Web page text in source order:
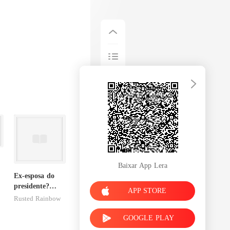
Ex-esposa do
presidente?
Preciosa
Rusted Rainbow
Baixar App Lera
APP STORE
GOOGLE PLAY